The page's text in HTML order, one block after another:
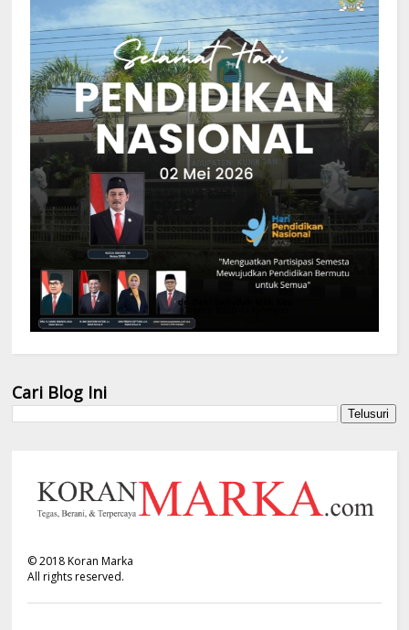
Cari Blog Ini
©2018Koran Marka
All rights reserved.